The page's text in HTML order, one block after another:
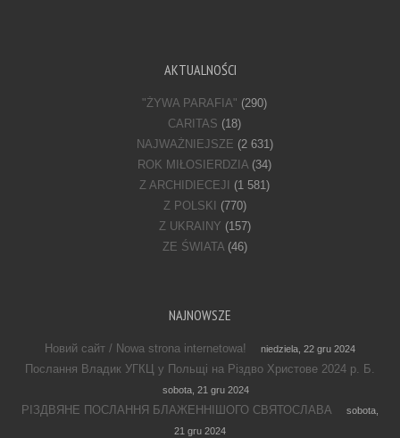
AKTUALNOŚCI
"ŻYWA PARAFIA" (290)
CARITAS (18)
NAJWAŻNIEJSZE (2 631)
ROK MIŁOSIERDZIA (34)
Z ARCHIDIECEJI (1 581)
Z POLSKI (770)
Z UKRAINY (157)
ZE ŚWIATA(46)
NAJNOWSZE
Новий сайт / Nowa strona internetowa! niedziela, 22 gru 2024
Послання Владик УГКЦ у Польщі на Різдво Христове 2024 р. Б.
sobota, 21 gru 2024
РІЗДВЯНЕ ПОСЛАННЯ БЛАЖЕННІШОГО СВЯТОСЛАВА
sobota,
21 gru 2024